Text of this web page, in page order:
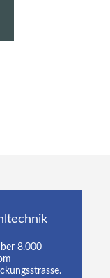
8.000